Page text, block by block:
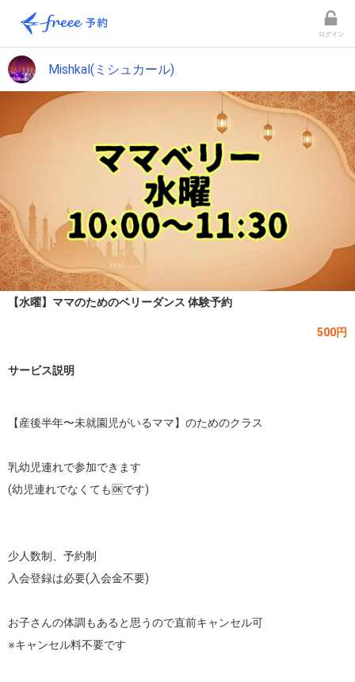
ログイン
Mishkal(ミシュカール)
【水曜】ママのためのベリーダンス 体験予約
500円
サービス説明
【産後半年〜未就園児がいるママ】のためのクラス
乳幼児連れで参加できます
(幼児連れでなくても🆗です)
少人数制、予約制
入会登録は必要(入会金不要)
お子さんの体調もあると思うので直前キャンセル可
※キャンセル料不要です